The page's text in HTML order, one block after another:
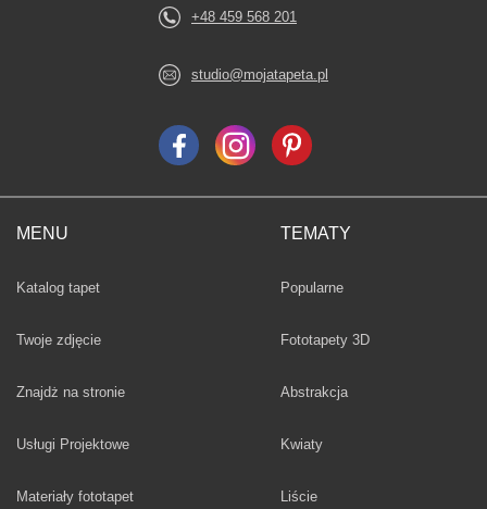
MENU
Katalog tapet
Twoje zdjęcie
Znajdż na stronie
Usługi Projektowe
Materiały fototapet
TEMATY
Fototapety
Popularne
Fototapety 3D
Fototapety
Abstrakcja
Fototapety
Kwiaty
Fototapety
Liście
+48 459 568 201
studio@mojatapeta.pl